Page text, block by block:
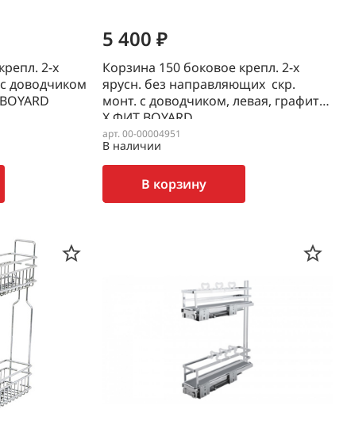
2-х
доводчиком
5 400 ₽
Корзина 150 боковое крепл. 2-х
ярусн. без направляющих скр.
монт. с доводчиком, левая, графит
Х.ФИТ BOYARD
арт. 00-00004951
В наличии
В корзину